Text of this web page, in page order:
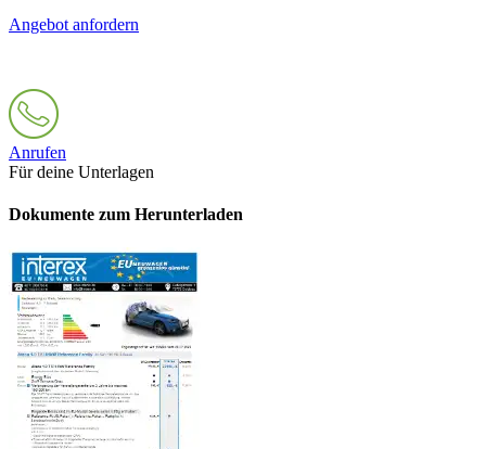
Angebot anfordern
Anrufen
Für deine Unterlagen
Dokumente zum Herunterladen